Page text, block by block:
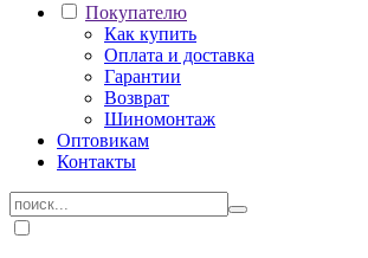
Покупателю
Как купить
Оплата и доставка
Гарантии
Возврат
Шиномонтаж
Оптовикам
Контакты